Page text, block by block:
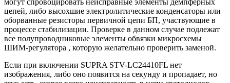
могут спровоцировать неисправные элементы демпферных
цепей, либо высохшие электролитические конденсаторы или
оборванные резисторы первичной цепи БП, участвующие в
процессе стабилизации. Проверке в данном случае подлежат
все полупроводниковые элементы обвязки микросхемы
ШИМ-регулятора , которую желательно проверить заменой.
Если при включении SUPRA STV-LC24410FL нет
изображения, либо оно появится на секунду и пропадает, но